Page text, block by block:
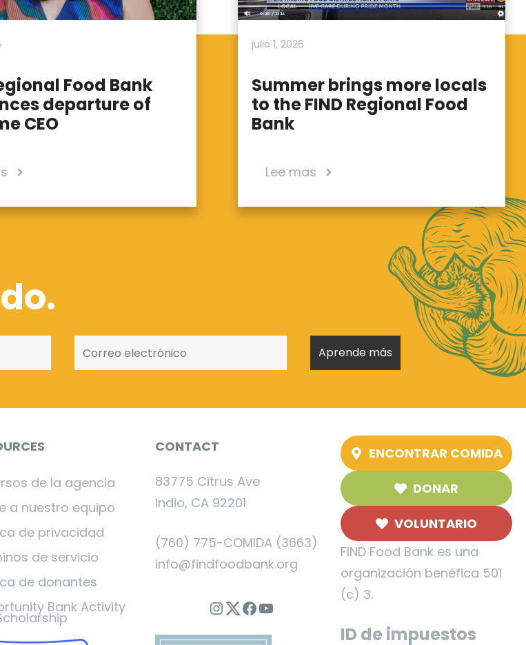
Food Bank
departure of
CEO
julio 1, 2026
Summer brings more locals
to the FIND Regional Food
Bank
Lee mas
de la agencia
a nuestro equipo
de privacidad
de servicio
de donantes
Bank Activity
CONTACT
83775 Citrus Ave
Indio, CA 92201
(760) 775-COMIDA (3663)
info@findfoodbank.org
Instagram
Twitter
Facebook
YouTube
ENCONTRAR COMIDA
DONAR
VOLUNTARIO
FIND Food Bank es una
organización benéfica 501
(c) 3.
ID de impuestos